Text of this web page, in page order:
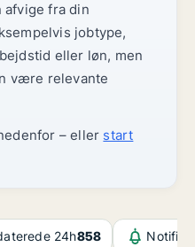
afvige fra din
jobtype,
eller løn, men
være relevante
– eller start
24h858